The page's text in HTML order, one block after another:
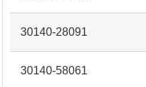
30140-28091
30140-58061